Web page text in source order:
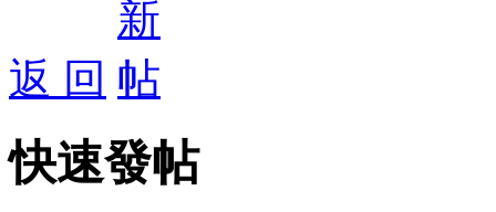
返 回
快速發帖